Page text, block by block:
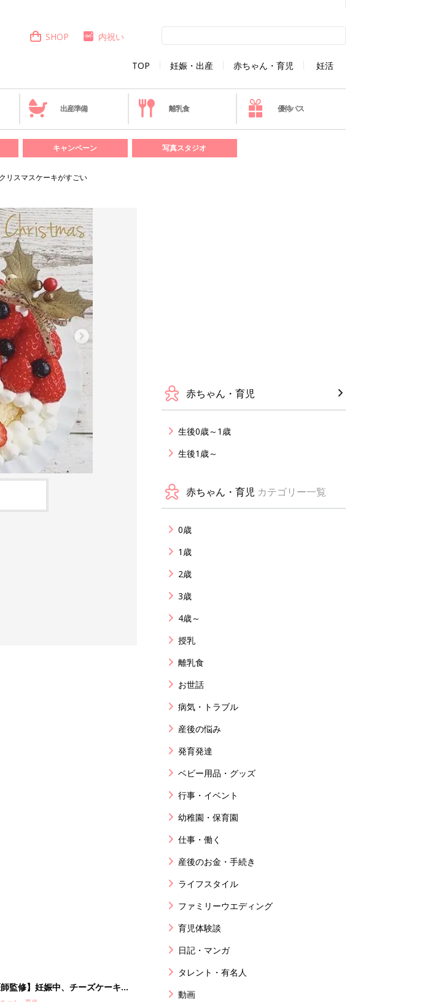
TOP 妊娠・出産 赤ちゃん・育児 妊活
SHOP 内祝い
出産準備 離乳食 優待パス
キャンペーン 写真スタジオ
リスマスケーキがすごい
赤ちゃん・育児
生後0歳～1歳
生後1歳～
赤ちゃん・育児 カテゴリー一覧
0歳
1歳
2歳
3歳
4歳～
授乳
離乳食
お世話
病気・トラブル
産後の悩み
発育発達
ベビー用品・グッズ
行事・イベント
幼稚園・保育園
仕事・働く
産後のお金・手続き
ライフスタイル
ファミリーウエディング
育児体験談
日記・マンガ
タレント・有名人
動画